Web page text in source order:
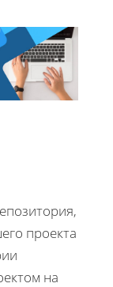
проекта
на